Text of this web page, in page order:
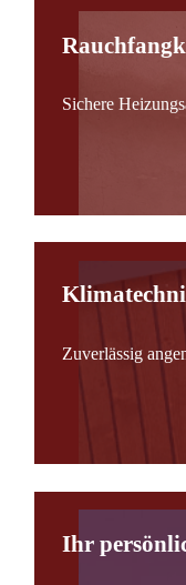
Sichere
Zuverlässig
Ihr